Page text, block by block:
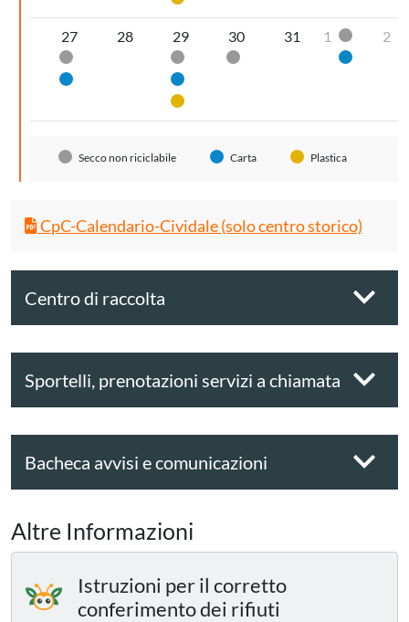
27
Secco non riciclabile
Carta
28
29
Secco non riciclabile
Carta
Plastica
30
Secco non riciclabile
31 1
Secco
Carta
2
Secco non riciclabile Carta Plastica
CpC-Calendario-Cividale (solo centro storico)
Centro di raccolta
Sportelli, prenotazioni servizi a chiamata
Bacheca avvisi e comunicazioni
Altre Informazioni
Istruzioni per il corretto
conferimento dei rifiuti